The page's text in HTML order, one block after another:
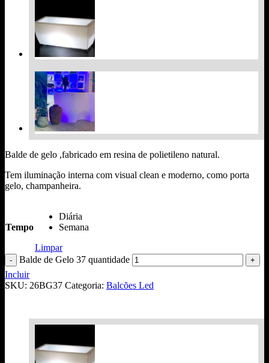
Balde de gelo ,fabricado em resina de polietileno natural.
Tem iluminação interna com visual clean e moderno, como porta
gelo, champanheira.
Tempo
Diária
Semana
Limpar
Balde de Gelo 37 quantidade
Incluir
SKU: 26BG37 Categoria: Balcões Led